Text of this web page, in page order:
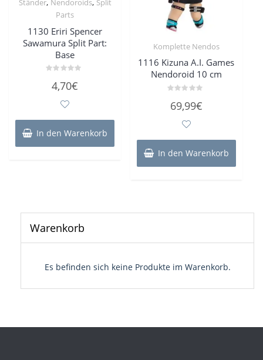
Ständer Nendoroids Split
Parts
1130 Eriri Spencer
Sawamura Split Part:
Base
mit4,70€
In den Warenkorb
Komplette Nendos
1116 Kizuna A.I. Games
Nendoroid 10 cm
mit
69,99€
In den Warenkorb
Warenkorb
Es befinden sich keine Produkte im Warenkorb.